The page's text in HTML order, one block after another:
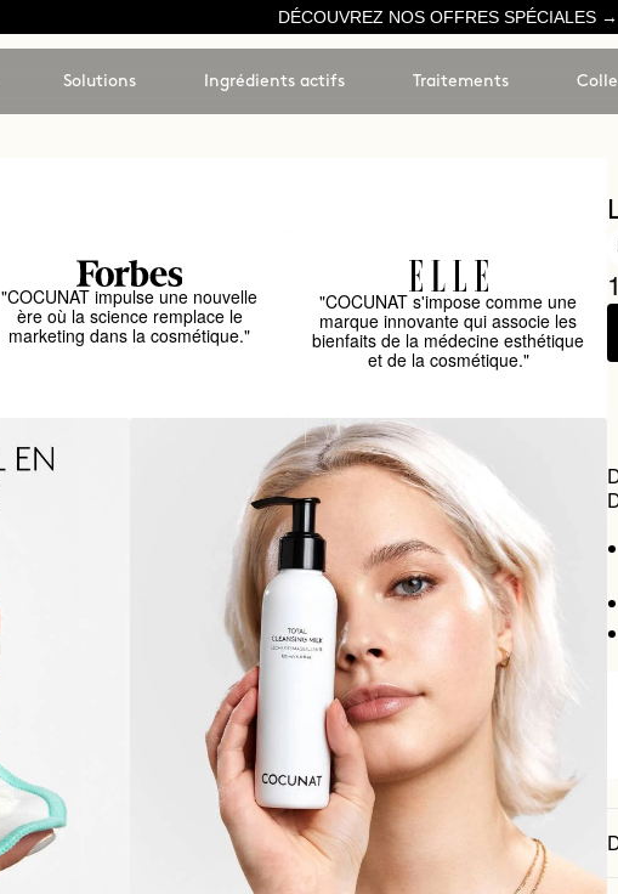
DÉCOUVREZ NOS OFFRES SPÉCIALES →
Solutions Ingrédients actifs Traitements
"COCUNAT impulse une nouvelle
ère où la science remplace le
marketing dans la cosmétique."
"COCUNAT s'impose comme une
marque innovante qui associe les
bienfaits de la médecine esthétique
et de la cosmétique."